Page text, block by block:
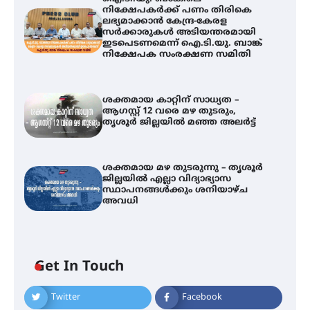
നിക്ഷേപകർക്ക് പണം തിരികെ
ലഭ്യമാക്കാൻ കേന്ദ്ര-കേരള
സർക്കാരുകൾ അടിയന്തരമായി
ഇടപെടണമെന്ന് ഐ.ടി.യു. ബാങ്ക്
നിക്ഷേപക സംരക്ഷണ സമിതി
ശക്തമായ കാറ്റിന് സാധ്യത –
ആഗസ്റ്റ് 12 വരെ മഴ തുടരും,
തൃശൂർ ജില്ലയിൽ മഞ്ഞ അലർട്ട്
ശക്തമായ മഴ തുടരുന്നു – തൃശൂർ
ജില്ലയിൽ എല്ലാ വിദ്യാഭ്യാസ
സ്ഥാപനങ്ങൾക്കും ശനിയാഴ്ച
അവധി
Get In Touch
Twitter Facebook
ഐ.ടി.യു. ബാങ്കിലെ
നിക്ഷേപകർക്ക് പണം തിരികെ
ലഭ്യമാക്കാൻ കേന്ദ്ര-കേരള
സർക്കാരുകൾ അടിയന്തരമായി
ഇടപെടണമെന്ന് ഐ.ടി.യു. ബാങ്ക്